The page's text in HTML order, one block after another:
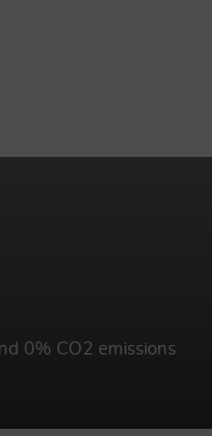
0% CO2 emissions